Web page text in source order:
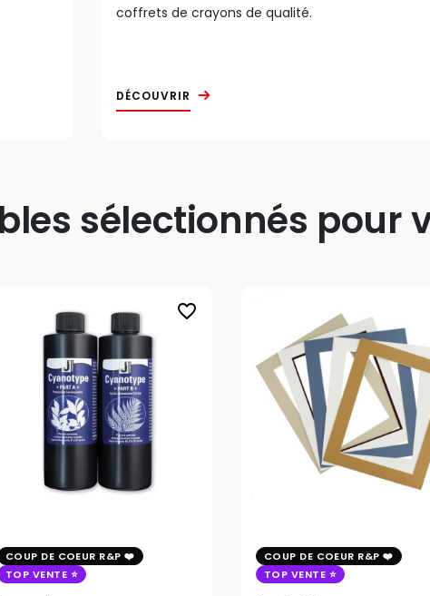
coffrets de crayons de qualité.
DÉCOUVRIR
sélectionnés pour
favorite_border
COUP DE COEUR R&P
TOP VENTE
COUP DE COEUR R&P
TOP VENTE